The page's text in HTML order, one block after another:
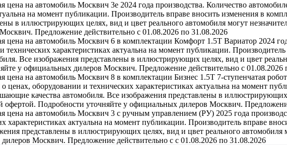
цена на автомобиль Москвич 3e 2024 года производства. Количество
на момент публикации. Производитель вправе вносить изменения в
в иллюстрирующих целях, вид и цвет реального автомобиля могут
Предложение действительно с 01.08.2026 по 31.08.2026
цена на автомобиль Москвич 6 в комплектации Комфорт 1.5T Вариатор 2024
характеристиках актуальна на момент публикации.
Все изображения представлены в иллюстрирующих целях, вид и цвет
у официальных дилеров Москвич. Предложение действительно с 01.08.2026
цена на автомобиль Москвич 8 в комплектации Бизнес 1.5T 7-ступенчатая
оборудовании и технических характеристиках актуальна на момент
качества автомобиля. Все изображения представлены в
офертой. Подробности уточняйте у официальных дилеров Москвич.
цена на автомобиль Москвич 3 с ручным управлением (РУ) 2025 года
актуальна на момент публикации. Производитель вправе
представлены в иллюстрирующих целях, вид и цвет реального автомобиля
Москвич. Предложение действительно с с 01.08.2026 по 31.08.2026